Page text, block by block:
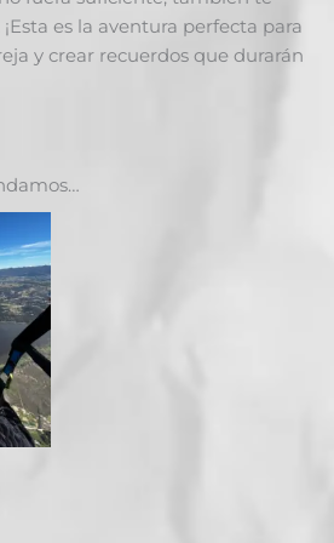
es la aventura perfecta para
y crear recuerdos que durarán
range:
280.000
340.000
producto
tiene
múltiples
variantes.
opciones
se